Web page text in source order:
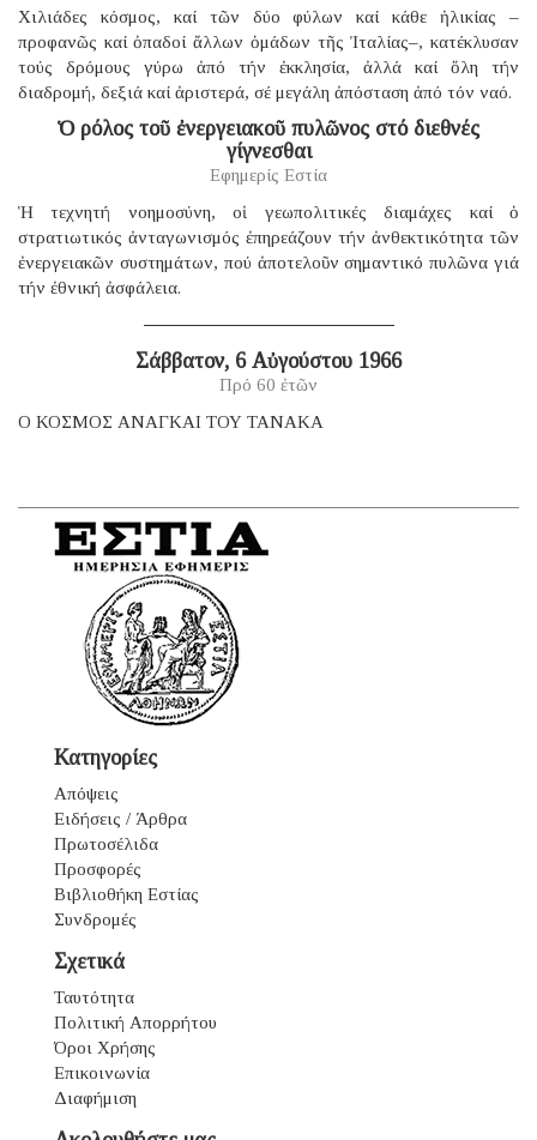
Χιλιάδες κόσμος, καί τῶν δύο φύλων καί κάθε ἡλικίας –
προφανῶς καί ὀπαδοί ἄλλων ὁμάδων τῆς Ἰταλίας–, κατέκλυσαν
τούς δρόμους γύρω ἀπό τήν ἐκκλησία, ἀλλά καί ὅλη τήν
διαδρομή, δεξιά καί ἀριστερά, σέ μεγάλη ἀπόσταση ἀπό τόν ναό.
Ὁ ρόλος τοῦ ἐνεργειακοῦ πυλῶνος στό διεθνές
γίγνεσθαι
Εφημερίς Εστία
Ἡ τεχνητή νοημοσύνη, οἱ γεωπολιτικές διαμάχες καί ὁ
στρατιωτικός ἀνταγωνισμός ἐπηρεάζουν τήν ἀνθεκτικότητα τῶν
ἐνεργειακῶν συστημάτων, πού ἀποτελοῦν σημαντικό πυλῶνα γιά
τήν ἐθνική ἀσφάλεια.
Σάββατον, 6 Αὐγούστου 1966
Πρό 60 ἐτῶν
Ο ΚΟΣΜΟΣ ΑΝΑΓΚΑΙ ΤΟΥ ΤΑΝΑΚΑ
Κατηγορίες
Απόψεις
Ειδήσεις / Άρθρα
Πρωτοσέλιδα
Προσφορές
Βιβλιοθήκη Εστίας
Συνδρομές
Σχετικά
Ταυτότητα
Πολιτική Απορρήτου
Όροι Χρήσης
Επικοινωνία
Διαφήμιση